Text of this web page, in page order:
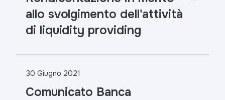
allo svolgimento dell'attività
di liquidity providing
30 Giugno 2021
Comunicato Banca